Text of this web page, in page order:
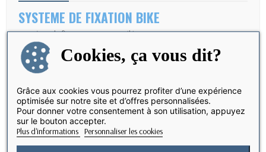
SYSTEME DE FIXATION BIKE
- Système de fixation compact et élégant
- Résistant aux chocs et aux vibrations ANTICHOC
- Rotation à 360° et inclinaison horizontale et verticale à 60° possible
- Tendeur de sécurité en silicone extrêmement résistant
- Pour guidons de bicyclette/moto d’un diamètre de2,3 à 5,1 cm
- Fourrure anti-glissante incluse, protège contre tout endommagement
du guidon
Cookies, ça vous dit?
Grâce aux cookies vous pourrez profiter d’une expérience
optimisée sur notre site et d’offres personnalisées.
Pour donner votre consentement à son utilisation, appuyez
sur le bouton accepter.
Plus d'informations Personnaliser les cookies